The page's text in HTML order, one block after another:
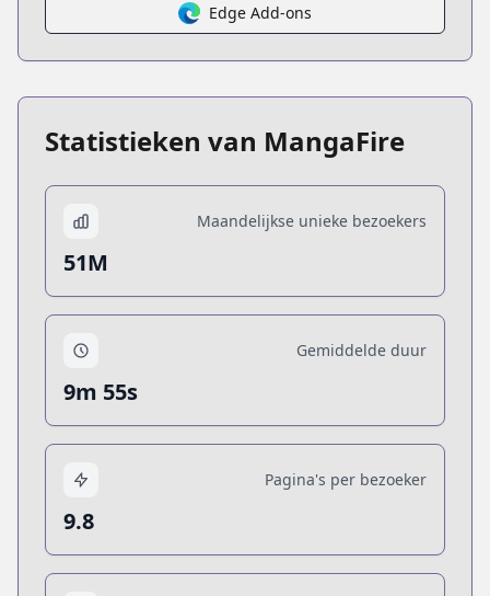
Edge Add-ons
Statistieken van MangaFire
Maandelijkse unieke bezoekers
51M
Gemiddelde duur
9m 55s
Pagina's per bezoeker
9.8